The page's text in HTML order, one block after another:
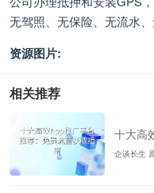
无驾照、无保险、无流水
资源图片:
相关推荐
十大高
企谈长生